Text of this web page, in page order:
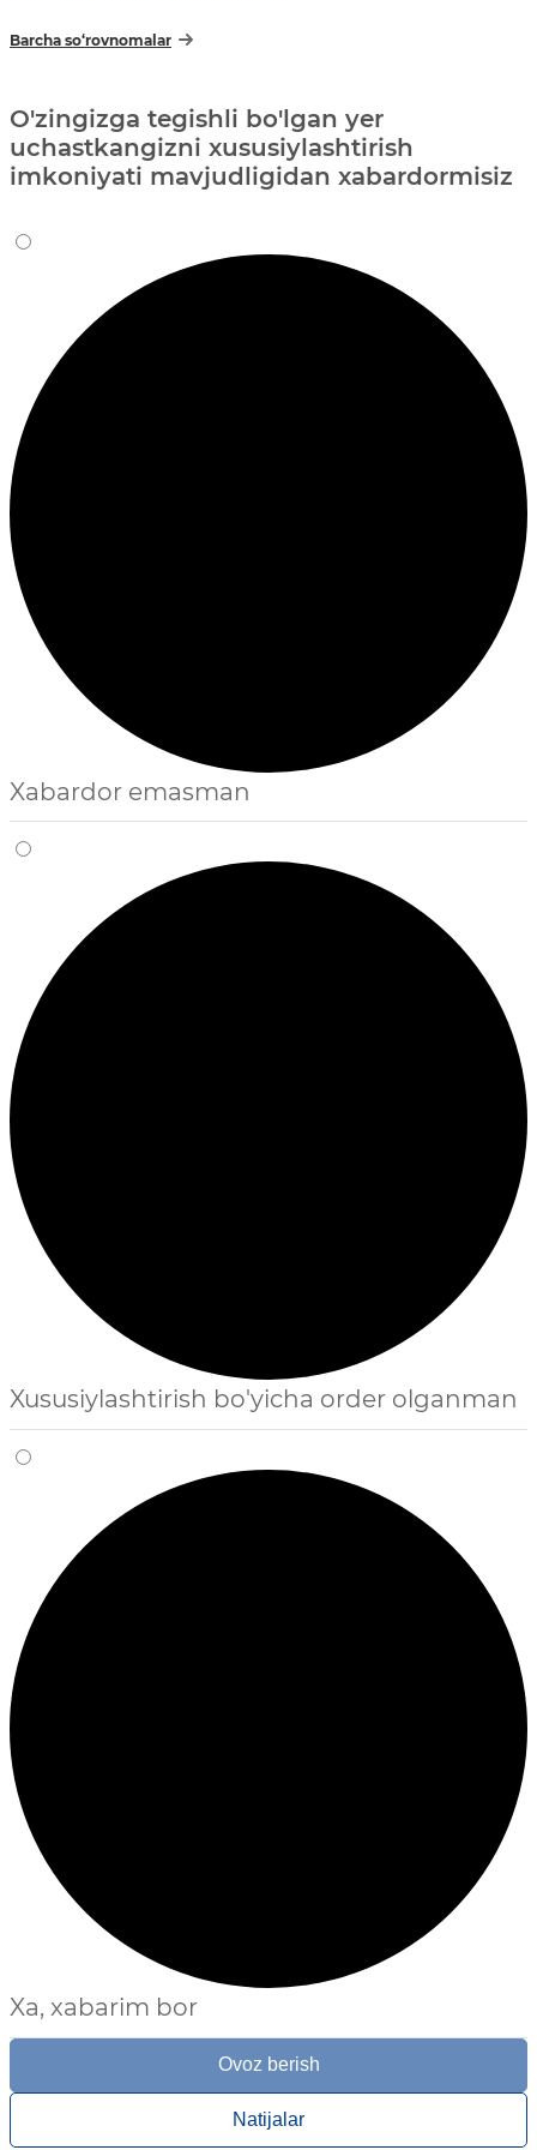
Barcha so‘rovnomalar
O'zingizga tegishli bo'lgan yer
uchastkangizni xususiylashtirish
imkoniyati mavjudligidan xabardormisiz
Xabardor emasman
Xususiylashtirish bo'yicha order olganman
Xa, xabarim bor
Ovoz berish
Natijalar